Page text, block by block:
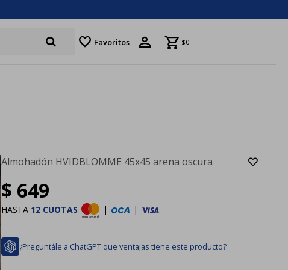
favorite Favoritos $0
Almohadón HVIDBLOMME 45x45 arena oscura
$ 649
HASTA 12 CUOTAS | |
¿Preguntále a ChatGPT que ventajas tiene este producto?